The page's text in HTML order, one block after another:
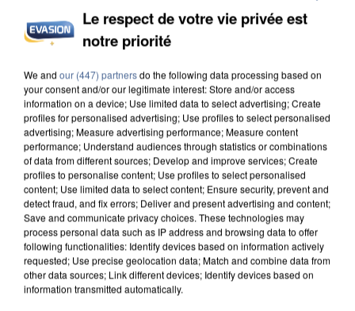
7 août 2026
Un second cadre de la DZ Mafia interpellé en
Algérie
Un cofondateur du réseau avait été interpellé
quelques jours plus tôt.
Le respect de votre vie privée est
notre priorité
We and our (447) partnersdo the following data processing based on
your consent and/or our legitimate interest: Store and/or access
information on a device; Use limited data to select advertising; Create
profiles for personalised advertising; Use profiles to select personalised
advertising; Measure advertising performance; Measure content
performance; Understand audiences through statistics or combinations
of data from different sources; Develop and improve services; Create
profiles to personalise content; Use profiles to select personalised
content; Use limited data to select content; Ensure security, prevent and
detect fraud, and fix errors; Deliver and present advertising and content;
Save and communicate privacy choices. These technologies may
process personal data such as IP address and browsing data to offer
following functionalities: Identify devices based on information actively
requested; Use precise geolocation data; Match and combine data from
other data sources; Link different devices; Identify devices based on
information transmitted automatically.